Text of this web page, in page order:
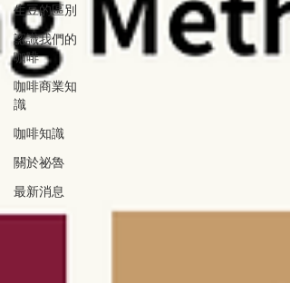
生豆的區別
認識我們的
咖啡
咖啡商業知
識
咖啡知識
關於祕魯
最新消息